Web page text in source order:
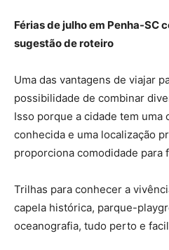
Férias de julho em Penha-SC
sugestão de roteiro
Uma das vantagens de viajar
possibilidade de combinar
Isso porque a cidade tem uma
conhecida e uma localização
proporciona comodidade para
Trilhas para conhecer a
capela histórica, parque-
oceanografia, tudo perto e